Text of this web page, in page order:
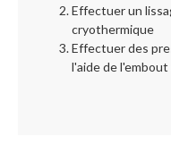
Effectuer un
cryothermique
Effectuer des
l'aide de